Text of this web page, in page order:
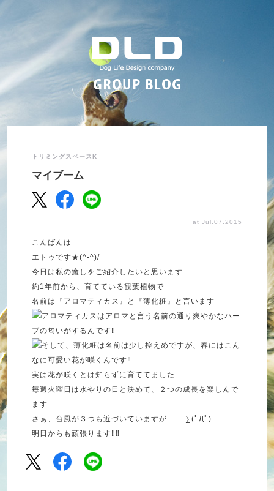
トリミングスペースK
マイブーム
at Jul.07.2015
こんばんは
エトゥです★(^-^)/
今日は私の癒しをご紹介したいと思います
約1年前から、育てている観葉植物で
名前は『アロマティカス』と『薄化粧』と言います
アロマティカスはアロマと言う名前の通り爽やかなハー
ブの匂いがするんです‼︎
そして、薄化粧は名前は少し控えめですが、春にはこん
なに可愛い花が咲くんです‼︎
実は花が咲くとは知らずに育ててました
毎週火曜日は水やりの日と決めて、２つの成長を楽しんで
ます
さぁ、台風が３つも近づいていますが… …∑(ﾟДﾟ)
明日からも頑張ります‼︎‼︎